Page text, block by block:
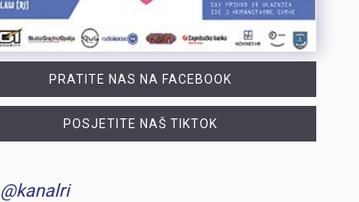
PRATITE NAS NA FACEBOOK
POSJETITE NAŠ TIKTOK
@kanalri